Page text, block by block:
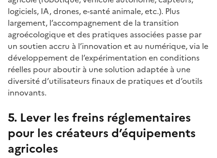
logiciels, IA, drones, e-santé animale, etc.). Plus
largement, l’accompagnement de la transition
agroécologique et des pratiques associées passe par
un soutien accru à l’innovation et au numérique, via le
développement de l’expérimentation en conditions
réelles pour aboutir à une solution adaptée à une
diversité d’utilisateurs finaux de pratiques et d’outils
innovants.
5. Lever les freins réglementaires
pour les créateurs d’équipements
agricoles